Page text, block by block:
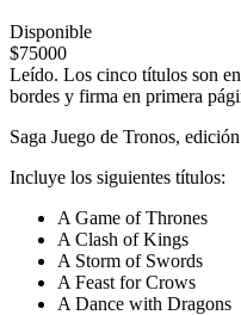
Disponible
$75000
Leído. Los cinco títulos son
bordes y firma en primera
Saga Juego de Tronos,
Incluye los siguientes títulos:
A Game of Thrones
A Clash of Kings
A Storm of Swords
A Feast for Crows
A Dance with Dragons